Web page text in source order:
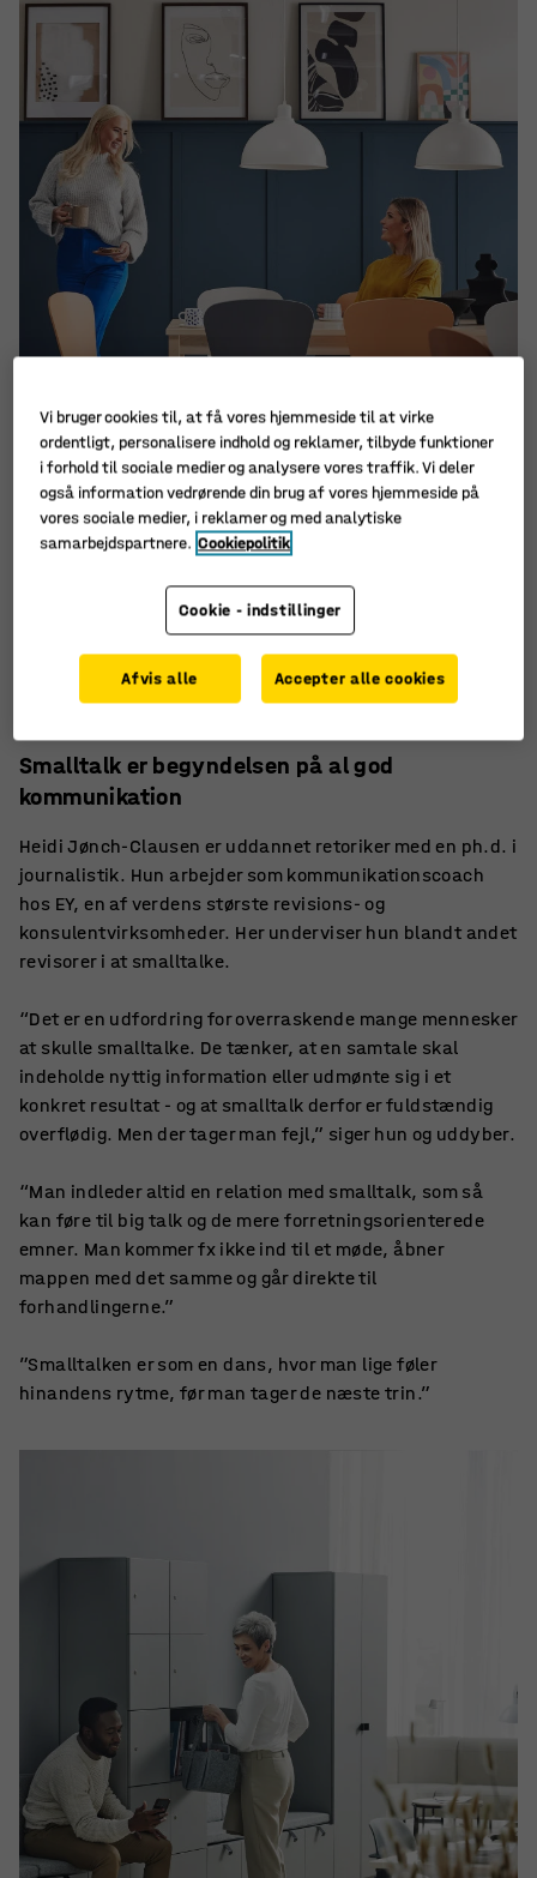
LÆS OGSÅ: SÅDAN LØSER I KONFLIKTER PÅ
ARBEJDSPLADSEN
Smalltalk er begyndelsen på al god
kommunikation
Heidi Jønch-Clausen er uddannet retoriker med en ph.d. i
journalistik. Hun arbejder som kommunikationscoach
hos EY, en af verdens største revisions- og
konsulentvirksomheder. Her underviser hun blandt andet
revisorer i at smalltalke.
“Det er en udfordring for overraskende mange mennesker
at skulle smalltalke. De tænker, at en samtale skal
indeholde nyttig information eller udmønte sig i et
konkret resultat - og at smalltalk derfor er fuldstændig
overflødig. Men der tager man fejl,” siger hun og uddyber.
“Man indleder altid en relation med smalltalk, som så
kan føre til big talk og de mere forretningsorienterede
emner. Man kommer fx ikke ind til et møde, åbner
mappen med det samme og går direkte til
forhandlingerne.”
”Smalltalken er som en dans, hvor man lige føler
hinandens rytme, før man tager de næste trin.”
Vi bruger cookies til, at få vores hjemmeside til at virke
ordentligt, personalisere indhold og reklamer, tilbyde funktioner
i forhold til sociale medier og analysere vores traffik. Vi deler
også information vedrørende din brug af vores hjemmeside på
vores sociale medier, i reklamer og med analytiske
samarbejdspartnere. Cookiepolitik
Cookie - indstillinger
Afvis alle Accepter alle cookies